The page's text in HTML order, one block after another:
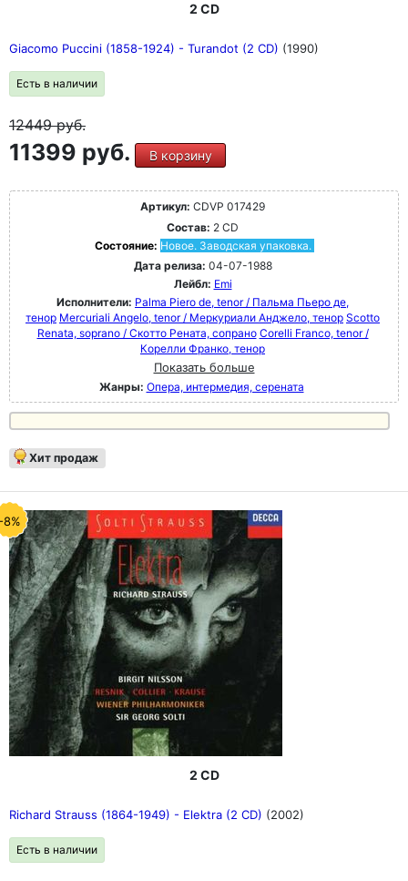
2 CD
Giacomo Puccini (1858-1924) - Turandot (2 CD) (1990)
Есть в наличии
12449руб.
11399 руб. В корзину
Артикул: CDVP 017429
Состав: 2 CD
Состояние: Новое. Заводская упаковка.
Дата релиза: 04-07-1988
Лейбл: Emi
Исполнители: Palma Piero de, tenor / Пальма Пьеро де,
тенор Mercuriali Angelo, tenor / Меркуриали Анджело, тенор Scotto
Renata, soprano / Скотто Рената, сопрано Corelli Franco, tenor /
Корелли Франко, тенор
Показать больше
Жанры: Опера, интермедия, серената
Хит продаж
8%
2 CD
Richard Strauss (1864-1949) - Elektra (2 CD) (2002)
Есть в наличии